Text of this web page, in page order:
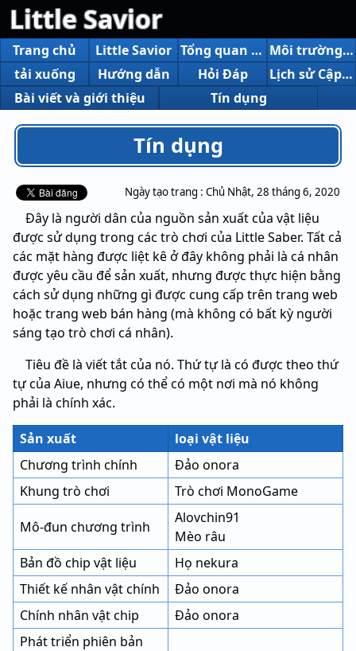
Little Savior
Trang chủ Little Savior Tổng quan và chức năng
Môi trường hoạt động
tải xuống
Hướng dẫn Hỏi Đáp
Lịch sử Cập Nhật
Bài viết và giới thiệu
Tín dụng
Tín dụng
Ngày tạo trang : Chủ Nhật, 28 tháng 6, 2020
Đây là người dân của nguồn sản xuất của vật liệu
được sử dụng trong các trò chơi của Little Saber. Tất cả
các mặt hàng được liệt kê ở đây không phải là cá nhân
được yêu cầu để sản xuất, nhưng được thực hiện bằng
cách sử dụng những gì được cung cấp trên trang web
hoặc trang web bán hàng (mà không có bất kỳ người
sáng tạo trò chơi cá nhân).
Tiêu đề là viết tắt của nó. Thứ tự là có được theo thứ
tự của Aiue, nhưng có thể có một nơi mà nó không
phải là chính xác.
Sản xuất
loại vật liệu
Chương trình chính
Đảo onora
Khung trò chơi
Trò chơi MonoGame
Mô-đun chương trình
Alovchin91
Mèo râu
Bản đồ chip vật liệu
Họ nekura
Thiết kế nhân vật chính
Đảo onora
Chính nhân vật chip
Đảo onora
Phát triển phiên bản